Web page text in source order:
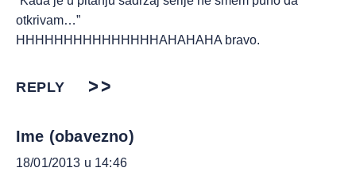
otkrivam…”
HHHHHHHHHHHHHHHAHAHAHA bravo.
REPLY
Ime (obavezno)
18/01/2013 u 14:46